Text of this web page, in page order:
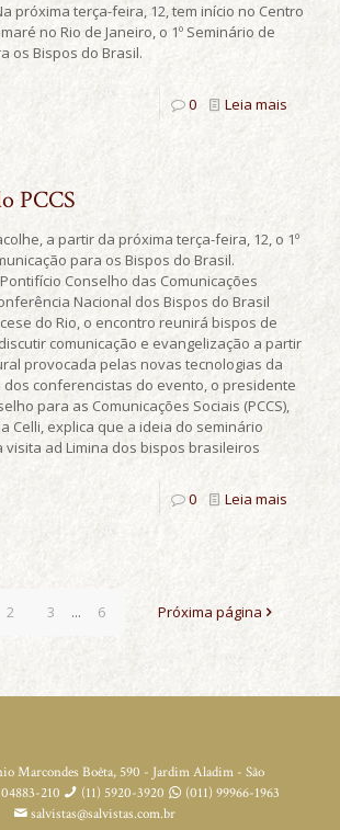
próxima terça-feira, 12, tem início no Centro
no Rio de Janeiro, o 1º Seminário de
os Bispos do Brasil.
0 Leia mais
PCCS
a partir da próxima terça-feira, 12, o 1º
para os Bispos do Brasil.
Conselho das Comunicações
Nacional dos Bispos do Brasil
do Rio, o encontro reunirá bispos de
comunicação e evangelização a partir
provocada pelas novas tecnologias da
dos conferencistas do evento, o presidente
para as Comunicações Sociais (PCCS),
Celli, explica que a ideia do seminário
ad Limina dos bispos brasileiros
0 Leia mais
2 3 ... 6 Próxima página
Marcondes Boêta, 590 - Jardim Aladim - São
210
(11) 5920-3920
(011) 99966-1963
salvistas@salvistas.com.br